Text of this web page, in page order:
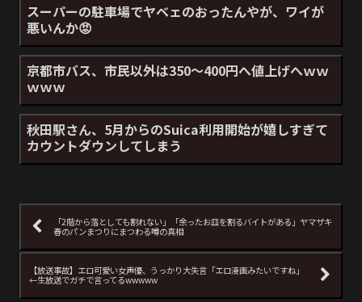
スーパーの駐車場でヤベェのおったんやが、ワイが
悪いんか😡
京都市バス、市民以外は350～400円へ値上げへｗｗ
ｗｗｗ
秋田駅さん、5月からのSuica利用開始が嬉しすぎて
カウントダウンしてしまう
「2階から落としても割れない」「余ったお皿を割るバイトがある」ヤマザキ
春のパンまつりにまつわる噂の真相
【放送事故】エロ可愛い女声優、うっかり大失言「エロ漫画みたいですね」
←生放送でガチで言ってるwwwww